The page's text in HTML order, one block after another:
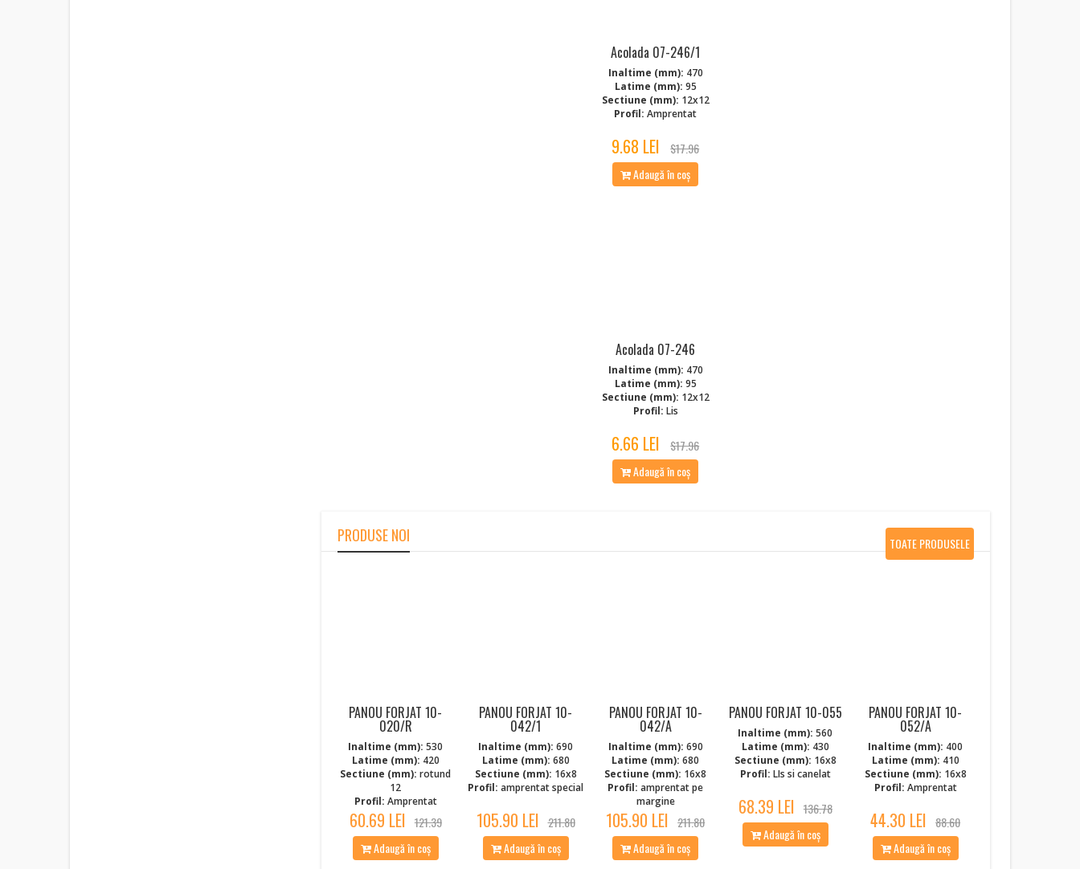
Acolada 07-246/1
Inaltime (mm): 470
Latime (mm): 95
Sectiune (mm): 12x12
Profil: Amprentat
9.68 LEI
$17.96
Adaugă în coș
Acolada 07-246
Inaltime (mm): 470
Latime (mm): 95
Sectiune (mm): 12x12
Profil: Lis
6.66 LEI
$17.96
Adaugă în coș
PRODUSE NOI
PANOU FORJAT 10-
020/R
Inaltime (mm): 530
Latime (mm): 420
Sectiune (mm): rotund
12
Profil: Amprentat
60.69 LEI 121.39
Adaugă în coș
PANOU FORJAT 10-
042/1
Inaltime (mm): 690
Latime (mm): 680
Sectiune (mm): 16x8
Profil: amprentat special
105.90 LEI 211.80
Adaugă în coș
PANOU FORJAT 10-
042/A
Inaltime (mm): 690
Latime (mm): 680
Sectiune (mm): 16x8
Profil: amprentat pe
margine
105.90 LEI 211.80
Adaugă în coș
PANOU FORJAT 10-055
Inaltime (mm): 560
Latime (mm): 430
Sectiune (mm): 16x8
Profil: LIs si canelat
68.39 LEI 136.78
Adaugă în coș
PANOU FORJAT 10-
052/A
Inaltime (mm): 400
Latime (mm): 410
Sectiune (mm): 16x8
Profil: Amprentat
44.30 LEI 88.60
Adaugă în coș
TOATE PRODUSELE